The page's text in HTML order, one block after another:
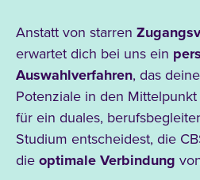
Anstatt von starren
erwartet dich bei uns ein
Auswahlverfahren, das
Potenziale in den
für ein duales,
Studium entscheidest, die
die optimale Verbindung